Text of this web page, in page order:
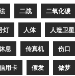
二战 二氧化碳
灯 人体 人造卫星
息 传真机 伤口
用卡 假发 做梦